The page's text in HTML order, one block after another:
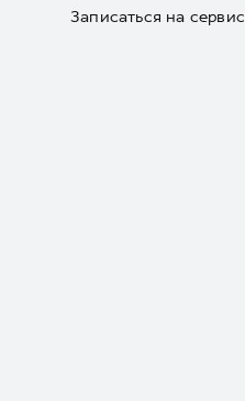
Записаться на сервис